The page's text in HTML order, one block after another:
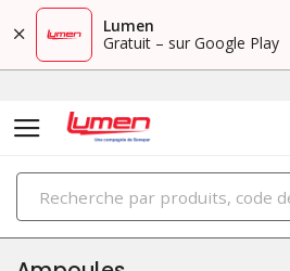
Lumen
Gratuit – sur Google Play
PRODUITS
éclairage